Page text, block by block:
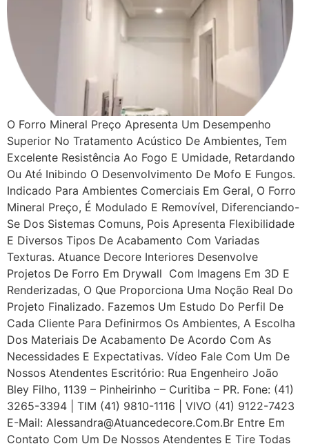
O Forro Mineral Preço Apresenta Um Desempenho
Superior No Tratamento Acústico De Ambientes, Tem
Excelente Resistência Ao Fogo E Umidade, Retardando
Ou Até Inibindo O Desenvolvimento De Mofo E Fungos.
Indicado Para Ambientes Comerciais Em Geral, O Forro
Mineral Preço, É Modulado E Removível, Diferenciando-
Se Dos Sistemas Comuns, Pois Apresenta Flexibilidade
E Diversos Tipos De Acabamento Com Variadas
Texturas. Atuance Decore Interiores Desenvolve
Projetos De Forro Em Drywall Com Imagens Em 3D E
Renderizadas, O Que Proporciona Uma Noção Real Do
Projeto Finalizado. Fazemos Um Estudo Do Perfil De
Cada Cliente Para Definirmos Os Ambientes, A Escolha
Dos Materiais De Acabamento De Acordo Com As
Necessidades E Expectativas. Vídeo Fale Com Um De
Nossos Atendentes Escritório: Rua Engenheiro João
Bley Filho, 1139 – Pinheirinho – Curitiba – PR. Fone: (41)
3265-3394 | TIM (41) 9810-1116 | VIVO (41) 9122-7423
E-Mail: Alessandra@atuancedecore.com.br Entre Em
Contato Com Um De Nossos Atendentes E Tire Todas